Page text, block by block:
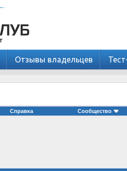
Отзывы владельцев
Справка Сообщество